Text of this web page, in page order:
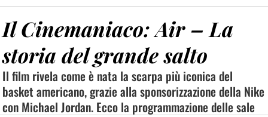
Il Cinemaniaco: Air – La
storia del grande salto
Il film rivela come è nata la scarpa più iconica del
basket americano, grazie alla sponsorizzazione della Nike
con Michael Jordan. Ecco la programmazione delle sale